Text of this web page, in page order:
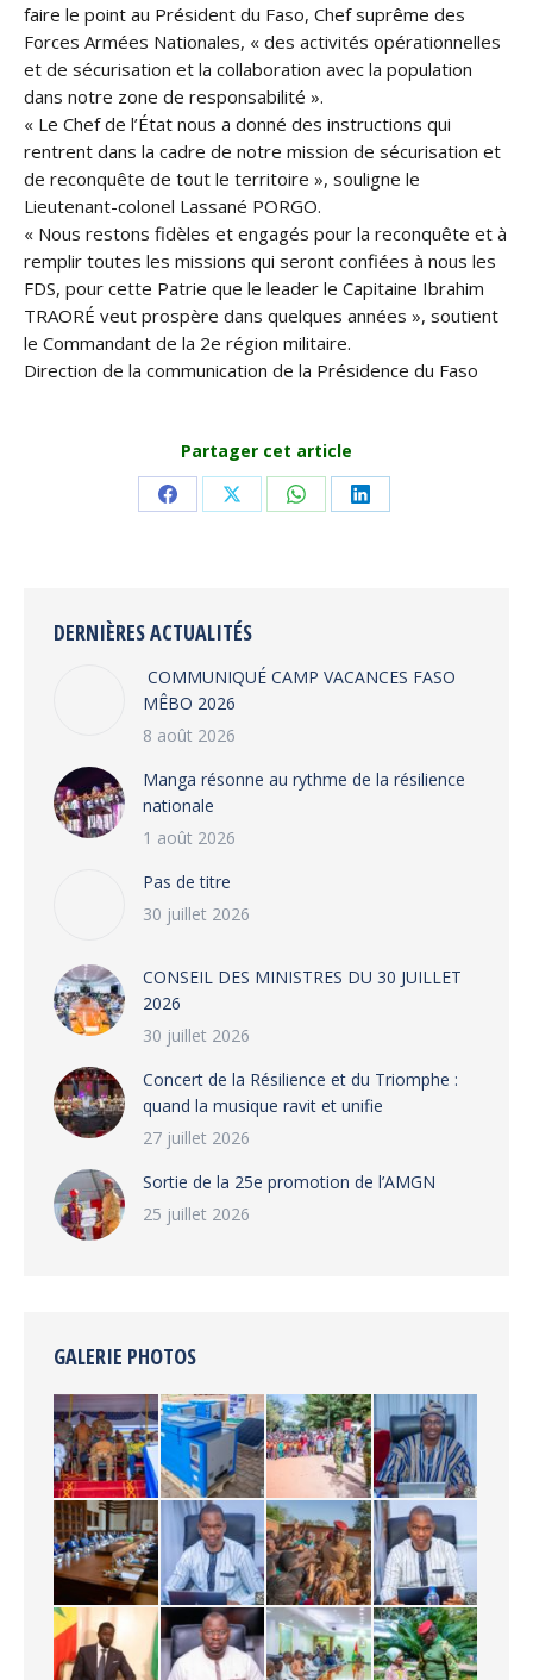
faire le point au Président du Faso, Chef suprême des
Forces Armées Nationales, « des activités opérationnelles
et de sécurisation et la collaboration avec la population
dans notre zone de responsabilité ».
« Le Chef de l’État nous a donné des instructions qui
rentrent dans la cadre de notre mission de sécurisation et
de reconquête de tout le territoire », souligne le
Lieutenant-colonel Lassané PORGO.
« Nous restons fidèles et engagés pour la reconquête et à
remplir toutes les missions qui seront confiées à nous les
FDS, pour cette Patrie que le leader le Capitaine Ibrahim
TRAORÉ veut prospère dans quelques années », soutient
le Commandant de la 2e région militaire.
Direction de la communication de la Présidence du Faso
Partager cet article
Share Share Share Share
DERNIÈRES ACTUALITÉS
COMMUNIQUÉ CAMP VACANCES FASO
MÊBO 2026
8 août 2026
Manga résonne au rythme de la résilience
nationale
1 août 2026
Pas de titre
30 juillet 2026
CONSEIL DES MINISTRES DU 30 JUILLET
2026
30 juillet 2026
‎​Concert de la Résilience et du Triomphe :
quand la musique ravit et unifie
27 juillet 2026
‎Sortie de la 25e promotion de l’AMGN
25 juillet 2026
GALERIE PHOTOS